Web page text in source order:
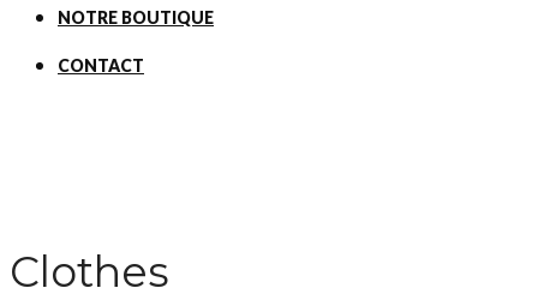
NOTRE BOUTIQUE
CONTACT
Clothes